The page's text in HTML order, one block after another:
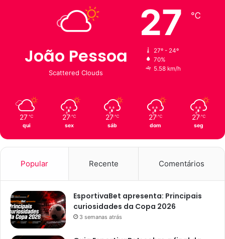
João Pessoa
Scattered Clouds
27 ℃
27º - 24º
70%
5.58 km/h
27 ℃
qui
27 ℃
sex
27 ℃
sáb
27 ℃
dom
27 ℃
seg
Popular Recente Comentários
EsportivaBet apresenta: Principais
curiosidades da Copa 2026
3 semanas atrás